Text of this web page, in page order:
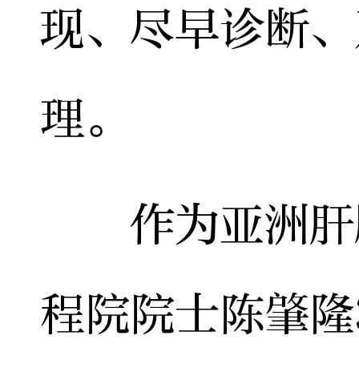
现、尽早诊断
理。
作为亚洲肝
程院院士陈肇